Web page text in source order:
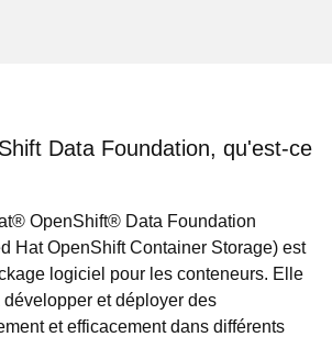
Data Foundation, qu'est-ce
OpenShift® Data Foundation
Hat OpenShift Container Storage) est
logiciel pour les conteneurs. Elle
et déployer des
et efficacement dans différents